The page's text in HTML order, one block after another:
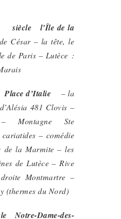
siècle l’Île de la
César – la tête, le
de Paris – Lutèce :
d’Italie – la
481 Clovis –
– Montagne Ste
– comédie
de la Marmite – les
de Lutèce – Rive
Montmartre –
(thermes du Nord)
Dame-des-